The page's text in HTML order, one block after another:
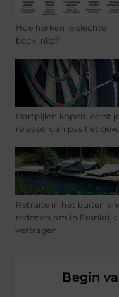
Hoe herken je slechte
backlinks?
Dartpijlen kopen: eerst
release, dan pas het
Retraite in het
redenen om in Frankrijk
vertragen
Begin